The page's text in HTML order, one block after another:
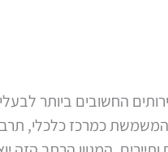
החשובים ביותר לבעלי
כמרכז כלכלי, תרבותי